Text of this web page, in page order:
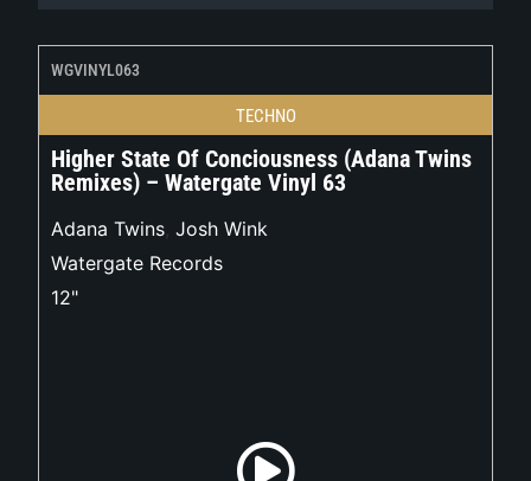
WGVINYL063
TECHNO
Higher State Of Conciousness (Adana Twins
Remixes) – Watergate Vinyl 63
Adana Twins, Josh Wink
Watergate Records
12"